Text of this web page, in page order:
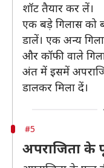
शॉट तैयार कर लें।
एक बड़े गिलास को
डालें। एक अन्य
और कॉफी वाले
अंत में इसमें
डालकर मिला दें।
#5
अपराजिता के